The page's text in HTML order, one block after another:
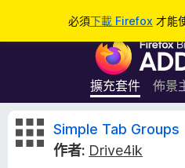
必須下載 Firefox 才能
F
r
e
擴充套件 佈景
S
Simple Tab Groups
作者: Drive4ik